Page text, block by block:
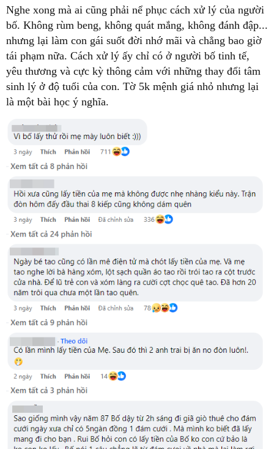
Nghe xong mà ai cũng phải nể phục cách xử lý của người
bố. Không rùm beng, không quát mắng, không đánh đập...
nhưng lại làm con gái suốt đời nhớ mãi và chẳng bao giờ
tái phạm nữa. Cách xử lý ấy chỉ có ở người bố tinh tế,
yêu thương và cực kỳ thông cảm với những thay đổi tâm
sinh lý ở độ tuổi của con. Tờ 5k mệnh giá nhỏ nhưng lại
là một bài học ý nghĩa.